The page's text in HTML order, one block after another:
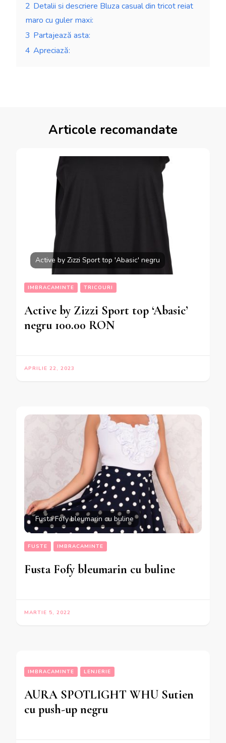
2 Detalii si descriere Bluza casual din tricot reiat
maro cu guler maxi:
3 Partajează asta:
4 Apreciază:
Articole recomandate
Active by Zizzi Sport top 'Abasic' negru
IMBRACAMINTE TRICOURI
Active by Zizzi Sport top ‘Abasic’
negru 100.00 RON
APRILIE 22, 2023
Fusta Fofy bleumarin cu buline
FUSTE IMBRACAMINTE
Fusta Fofy bleumarin cu buline
MARTIE 5, 2022
IMBRACAMINTE LENJERIE
AURA SPOTLIGHT WHU Sutien
cu push-up negru